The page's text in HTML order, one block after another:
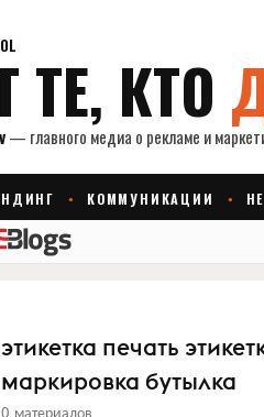
этикетка печать
маркировка бутылка
0 материалов